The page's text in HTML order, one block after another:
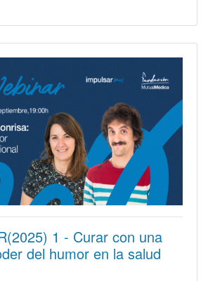
1 - Curar con una
del humor en la salud